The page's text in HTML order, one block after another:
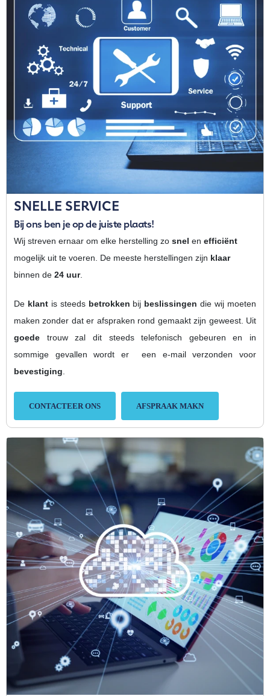
SNELLE SERVICE
Bij ons ben je op de juiste plaats!
Wij streven ernaar om elke herstelling zo snel en efficiënt
mogelijk uit te voeren. De meeste herstellingen zijn klaar
binnen de 24 uur.
De klant is steeds betrokken bij beslissingendie wij moeten
maken zonder dat er afspraken rond gemaakt zijn geweest. Uit
goede trouw zal dit steeds telefonisch gebeuren en in
sommige gevallen wordt er een e-mail verzonden voor
bevestiging.
CONTACTEER ONS AFSPRAAK MAKN